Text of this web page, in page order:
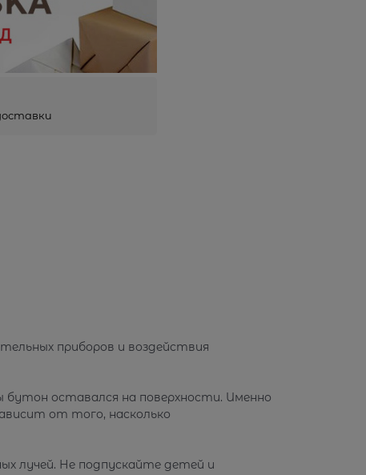
приборов и воздействия
оставался на поверхности. Именно
от того, насколько
лучей. Не подпускайте детей и